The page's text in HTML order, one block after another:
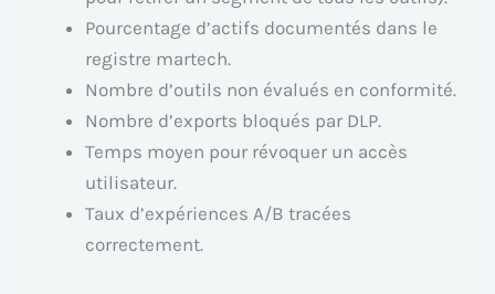
Pourcentage d’actifs documentés dans le
registre martech.
Nombre d’outils non évalués en conformité.
Nombre d’exports bloqués par DLP.
Temps moyen pour révoquer un accès
utilisateur.
Taux d’expériences A/B tracées
correctement.